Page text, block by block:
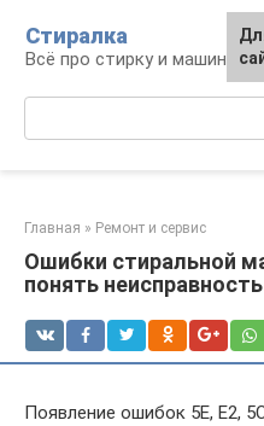
контенту
Стиралка
Всё про стирку и машинки
Главная » Ремонт и сервис
Ошибки стиральной
понять
Появление ошибок 5E, E2,